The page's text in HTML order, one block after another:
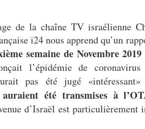
de la chaîne TV israélienne
i24 nous apprend qu’un
semaine de Novembre 2019
l’épidémie de
pas été jugé
auraient été transmises à
d’Israël est particulièrement